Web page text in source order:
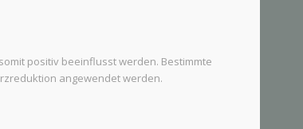
positiv beeinflusst werden. Bestimmte
angewendet werden.